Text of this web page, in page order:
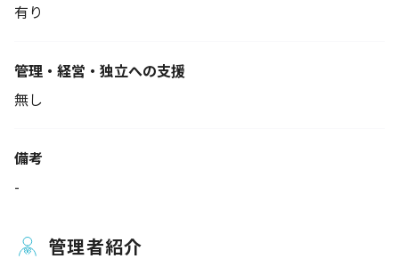
有り
管理・経営・独立への支援
無し
備考
-
管理者紹介